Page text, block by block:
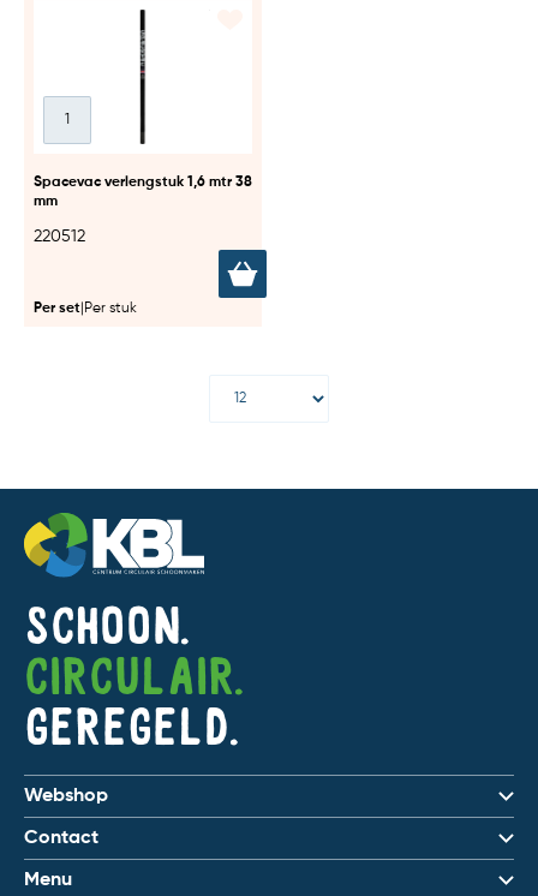
Spacevac verlengstuk 1,6 mtr 38
mm
220512
Per set Per stuk
Schoon.
Circulair.
Geregeld.
Webshop
Contact
Menu